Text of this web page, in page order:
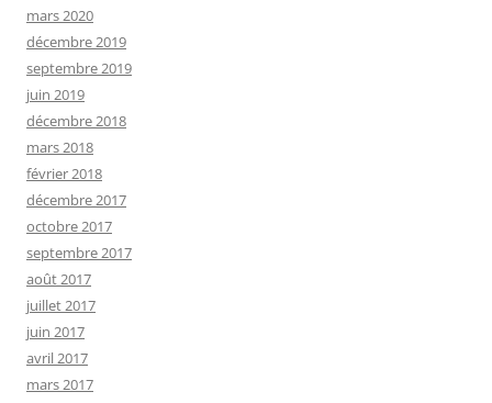
mars 2020
décembre 2019
septembre 2019
juin 2019
décembre 2018
mars 2018
février 2018
décembre 2017
octobre 2017
septembre 2017
août 2017
juillet 2017
juin 2017
avril 2017
mars 2017